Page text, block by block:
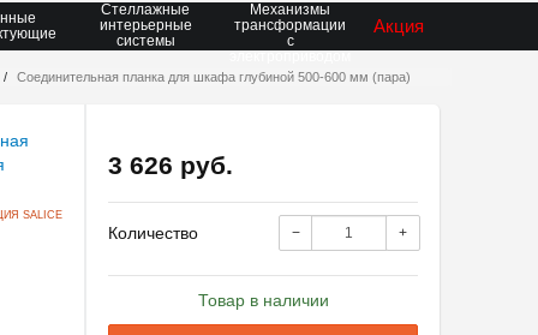
Стеллажные
интерьерные
системы
Механизмы
трансформации
с
Акция
Соединительная планка для шкафа глубиной 500-600 мм (пара)
SALICE
3 626 руб.
Количество − +
Товар в наличии